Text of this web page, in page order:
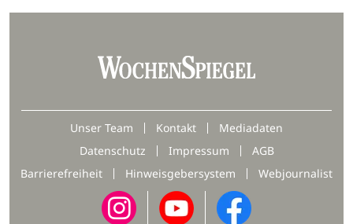
Unser Team Kontakt
Mediadaten
Datenschutz
Impressum
AGB
Barrierefreiheit
Hinweisgebersystem Webjournalist